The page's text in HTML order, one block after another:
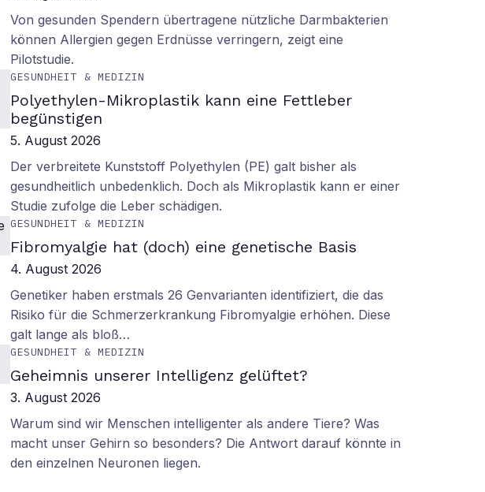
Von gesunden Spendern übertragene nützliche Darmbakterien
können Allergien gegen Erdnüsse verringern, zeigt eine
Pilotstudie.
GESUNDHEIT & MEDIZIN
Polyethylen-Mikroplastik kann eine Fettleber
begünstigen
5. August 2026
Der verbreitete Kunststoff Polyethylen (PE) galt bisher als
gesundheitlich unbedenklich. Doch als Mikroplastik kann er einer
Studie zufolge die Leber schädigen.
GESUNDHEIT & MEDIZIN
Fibromyalgie hat (doch) eine genetische Basis
4. August 2026
Genetiker haben erstmals 26 Genvarianten identifiziert, die das
Risiko für die Schmerzerkrankung Fibromyalgie erhöhen. Diese
galt lange als bloß…
GESUNDHEIT & MEDIZIN
Geheimnis unserer Intelligenz gelüftet?
3. August 2026
Warum sind wir Menschen intelligenter als andere Tiere? Was
macht unser Gehirn so besonders? Die Antwort darauf könnte in
den einzelnen Neuronen liegen.